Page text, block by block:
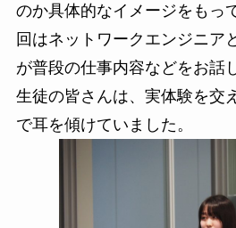
のか具体的なイメージをもっ
回はネットワークエンジニア
が普段の仕事内容などをお話
生徒の皆さんは、実体験を交
で耳を傾けていました。